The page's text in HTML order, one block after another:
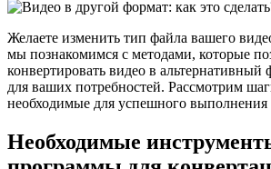
Желаете изменить тип файла вашего
мы познакомимся с методами, которые
конвертировать видео в
для ваших потребностей. Рассмотрим
необходимые для успешного выполнения
Необходимые